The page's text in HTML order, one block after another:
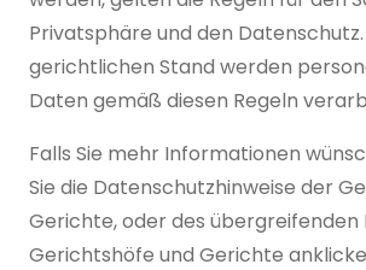
Privatsphäre und den Datenschutz.
gerichtlichen Stand werden
Daten gemäß diesen Regeln
Falls Sie mehr Informationen
Sie die Datenschutzhinweise der
Gerichte, oder des übergreifenden
Gerichtshöfe und Gerichte